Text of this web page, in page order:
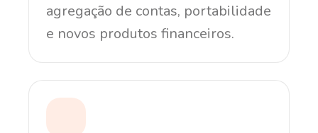
agregação de contas, portabilidade
e novos produtos financeiros.